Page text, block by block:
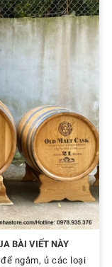
BÀI VIẾT NÀY
ngâm, ủ các loại